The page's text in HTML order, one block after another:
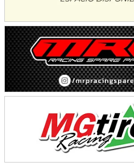
KDO - F6
Ciudad de Trenque Lauquen (Asfalto)
Trenque Lauquen (Buenos Aires)
ENTRERRIANO - F6 (POSTERGADA)
Parque de la Velocidad (Asfalto)
Villaguay (Entre Ríos)
VICTORIENSE - F7
Victoria (Entre Ríos)
PATAGONICO - F6
Moto Club Reginense (Tierra)
Gral. E. Godoy (Río Negro)